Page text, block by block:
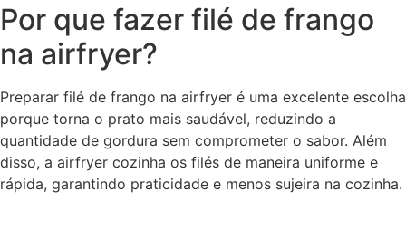
Por que fazer filé de frango
na airfryer?
Preparar filé de frango na airfryer é uma excelente escolha
porque torna o prato mais saudável, reduzindo a
quantidade de gordura sem comprometer o sabor. Além
disso, a airfryer cozinha os filés de maneira uniforme e
rápida, garantindo praticidade e menos sujeira na cozinha.